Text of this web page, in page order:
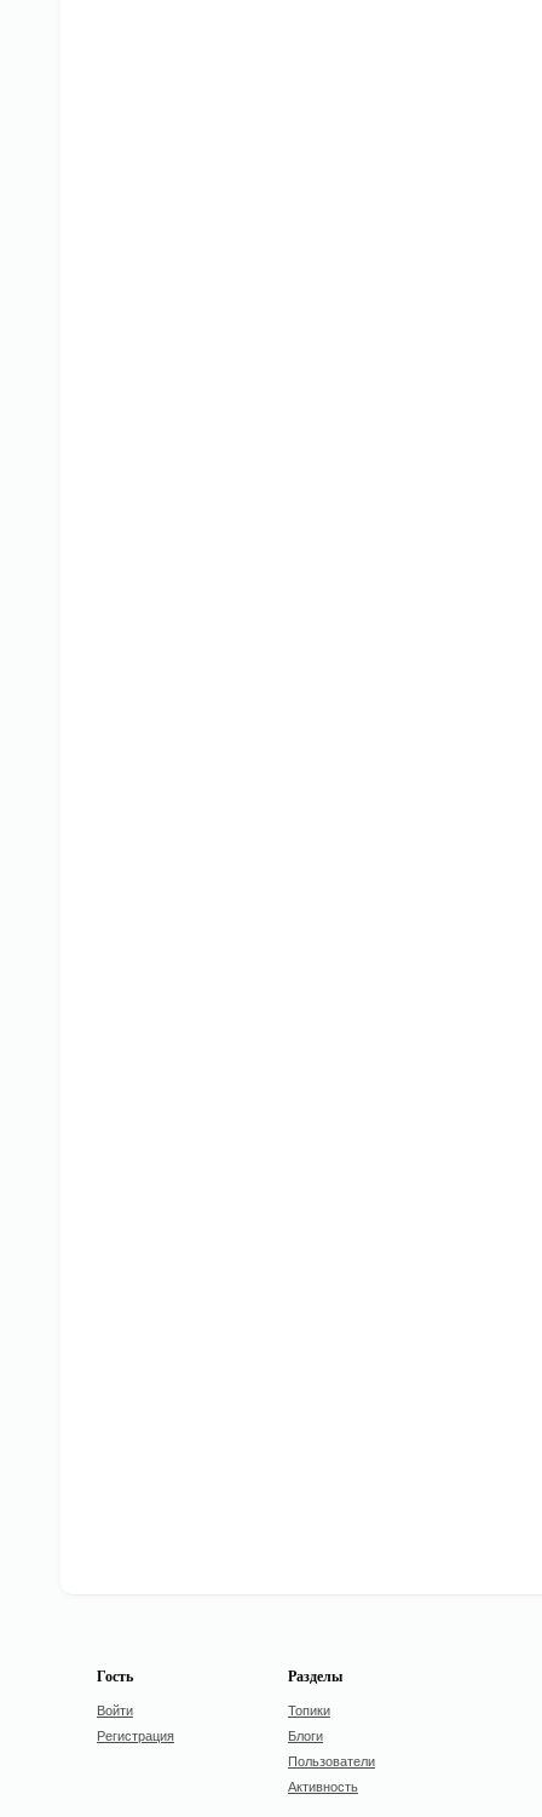
Гость
Войти
Регистрация
Разделы
Топики
Блоги
Пользователи
Активность